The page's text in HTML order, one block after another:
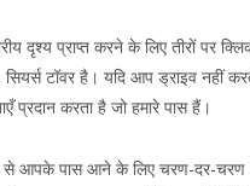
दृश्य प्राप्त करने के लिए तीरों पर
टॉवर है। यदि आप ड्राइव नहीं
प्रदान करता है जो हमारे पास हैं।
से आपके पास आने के लिए चरण-दर-चरण